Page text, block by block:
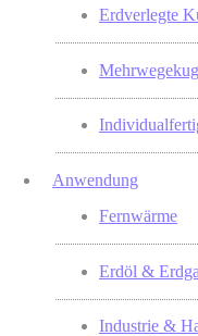
Erdverlegte
Anwendung
Fernwärme
Erdöl &
Industrie &